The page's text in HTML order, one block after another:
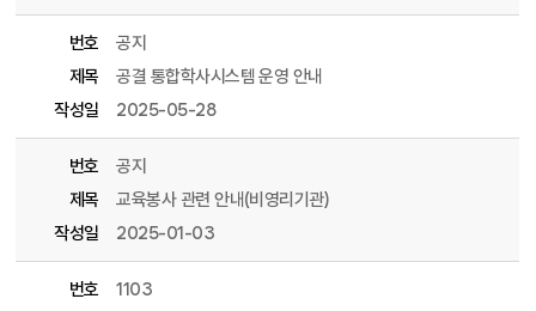
번호
공지
제목
공결 통합학사시스템 운영 안내
작성일
2025-05-28
번호
공지
제목
교육봉사 관련 안내(비영리기관)
작성일
2025-01-03
번호
1103